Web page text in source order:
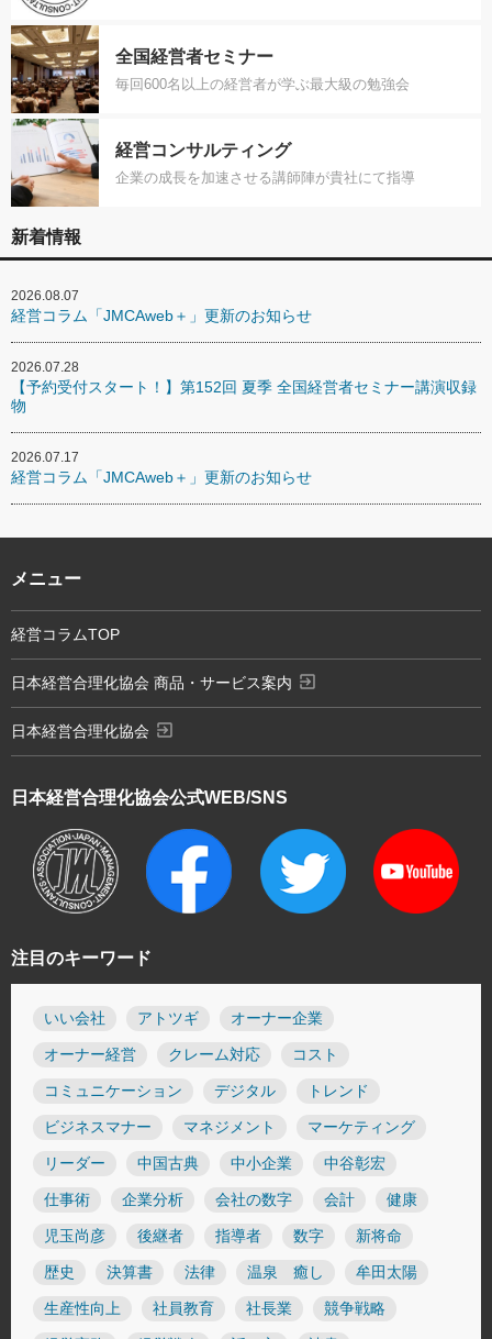
全国経営者セミナー
毎回600名以上の経営者が学ぶ最大級の勉強会
経営コンサルティング
企業の成長を加速させる講師陣が貴社にて指導
新着情報
2026.08.07
経営コラム「JMCAweb＋」更新のお知らせ
2026.07.28
【予約受付スタート！】第152回 夏季 全国経営者セミナー講演収録
物
2026.07.17
経営コラム「JMCAweb＋」更新のお知らせ
注目のキーワード
いい会社 アトツギ オーナー企業
オーナー経営 クレーム対応 コスト
コミュニケーション デジタル トレンド
ビジネスマナー マネジメント マーケティング
リーダー 中国古典 中小企業 中谷彰宏
仕事術 企業分析 会社の数字 会計 健康
児玉尚彦 後継者 指導者 数字 新将命
歴史 決算書 法律 温泉 癒し 牟田太陽
生産性向上 社員教育 社長業 競争戦略
日本経営合理化協会公式WEB/SNS
メニュー
経営コラムTOP
日本経営合理化協会 商品・サービス案内 exit_to_app
日本経営合理化協会 exit_to_app